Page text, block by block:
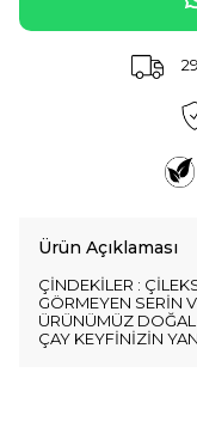
Ürün Açıklaması
ÇİNDEKİLER :
GÖRMEYEN SERİN
ÜRÜNÜMÜZ
ÇAY KEYFİNİZİN